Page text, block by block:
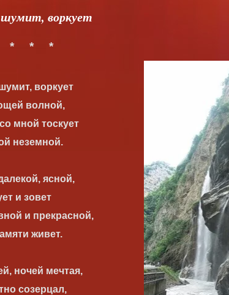
воркует
* * *
воркует
волной,
мной тоскует
неземной.
ясной,
и зовет
и прекрасной,
живет.
ночей мечтая,
созерцал,